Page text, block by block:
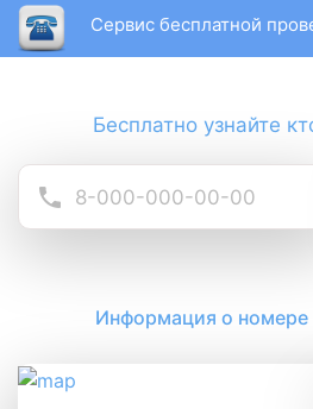
Сервис бесплатной
Бесплатно узнайте
Информация о номере